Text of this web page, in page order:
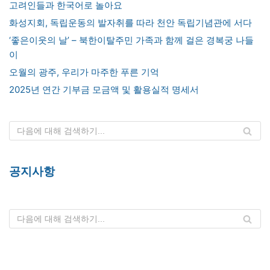
고려인들과 한국어로 놀아요
화성지회, 독립운동의 발자취를 따라 천안 독립기념관에 서다
‘좋은이웃의 날’ – 북한이탈주민 가족과 함께 걸은 경복궁 나들
이
오월의 광주, 우리가 마주한 푸른 기억
2025년 연간 기부금 모금액 및 활용실적 명세서
공지사항